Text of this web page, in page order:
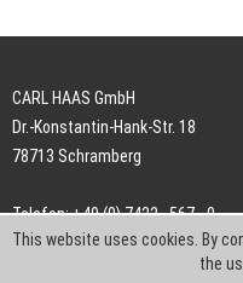
CARL HAAS GmbH
Dr.-Konstantin-Hank-Str. 18
78713 Schramberg
Telefon: +49 (0) 7422 . 567 - 0
Telefax: +49 (0) 7422 . 567 - 239
info-ch@kern-liebers.com
This website uses cookies. By
the